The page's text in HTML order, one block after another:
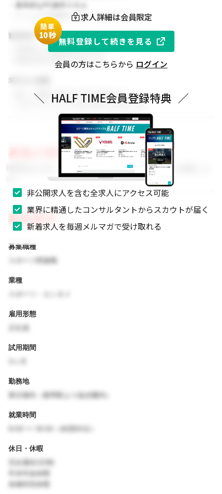
・基本的なPC操作スキル
・チームでの協働を大切にできる方
歓迎条件
・同業界での就業経験がある方
・関連分野の知見をお持ちの方
求める人物像
・新しい挑戦に前向きに取り組める方
・スポーツビジネスに強い関心をお持ちの方
募集の背景
事業拡大に伴い、組織体制を強化するためのメンバーを募集しま
募集要項
募集職種
スポーツ関連職
業種
雇用形態
試用期間
勤務地
東京都内（最寄駅より徒歩圏内）
就業時間
9:00 〜 18:00（休憩60分）
休日・休暇
完全週休2日制
年末年始休暇
各種特別休暇
求人詳細は会員限定
簡単
10秒
無料登録して続きを見る
会員の方はこちらから ログイン
＼ HALF TIME会員登録特典 ／
非公開求人を含む全求人にアクセス可能
業界に精通したコンサルタントからスカウトが届く
新着求人を毎週メルマガで受け取れる